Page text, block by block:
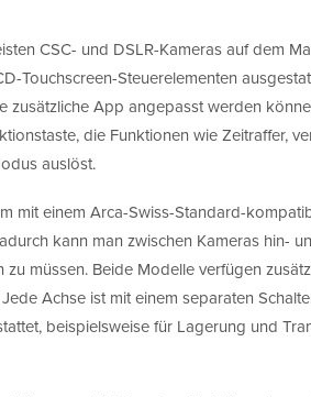
CSC- und DSLR-Kameras auf dem
Touchscreen-Steuerelementen
zusätzliche App angepasst werden
die Funktionen wie Zeitraffer,
auslöst.
mit einem Arca-Swiss-Standard-
kann man zwischen Kameras hin-
müssen. Beide Modelle verfügen
Achse ist mit einem separaten
beispielsweise für Lagerung und